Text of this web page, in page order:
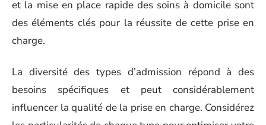
et la mise en place rapide des soins à domicile sont
des éléments clés pour la réussite de cette prise en
charge.
La diversité des types d’admission répond à des
besoins spécifiques et peut considérablement
influencer la qualité de la prise en charge. Considérez